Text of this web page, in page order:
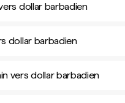
dollar barbadien
dollar barbadien
vers dollar barbadien